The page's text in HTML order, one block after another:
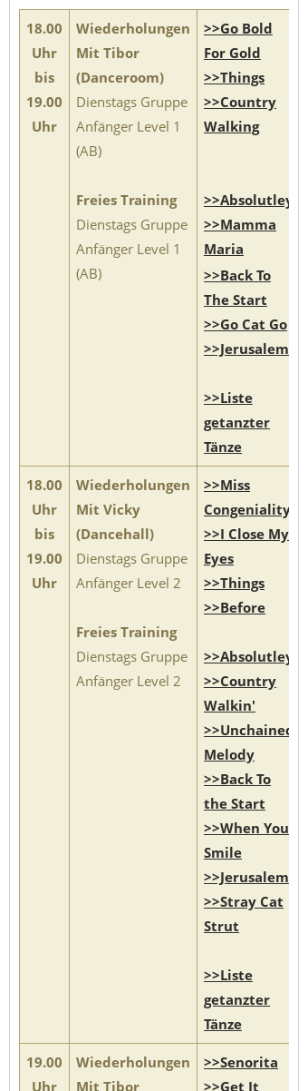
18.00
Uhr
bis
19.00
Uhr
Wiederholungen
Mit Tibor
(Danceroom)
Dienstags Gruppe
Anfänger Level 1
(AB)
Freies Training
Dienstags Gruppe
Anfänger Level 1
(AB)
>>Go Bold
For Gold
>>Things
>>Country
Walking
>>Absolutley
>>Mamma
Maria
>>Back To
The Start
>>Go Cat Go
>>Jerusalema
>>Liste
getanzter
Tänze
18.00
Uhr
bis
19.00
Uhr
Wiederholungen
Mit Vicky
(Dancehall)
Dienstags Gruppe
Anfänger Level 2
Freies Training
Dienstags Gruppe
Anfänger Level 2
>>Miss
Congeniality
>>I Close My
Eyes
>>Things
>>Before
>>Absolutley
>>Country
Walkin'
>>Unchained
Melody
>>Back To
the Start
>>When You
Smile
>>Jerusalema
>>Stray Cat
Strut
>>Liste
getanzter
Tänze
19.00
Uhr
Wiederholungen
Mit Tibor
>>Senorita
>>Get It